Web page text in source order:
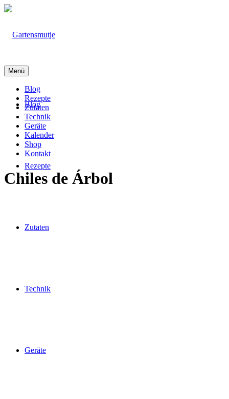
Blog
Rezepte
Zutaten
Technik
Geräte
Menü
Blog
Rezepte
Zutaten
Technik
Geräte
Kalender
Shop
Kontakt
Chiles de Árbol